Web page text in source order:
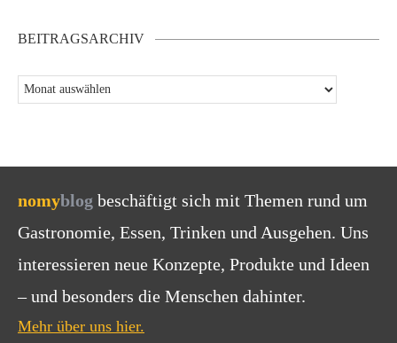
BEITRAGSARCHIV
nomyblog beschäftigt sich mit Themen rund um
Gastronomie, Essen, Trinken und Ausgehen. Uns
interessieren neue Konzepte, Produkte und Ideen
– und besonders die Menschen dahinter.
Mehr über uns hier.